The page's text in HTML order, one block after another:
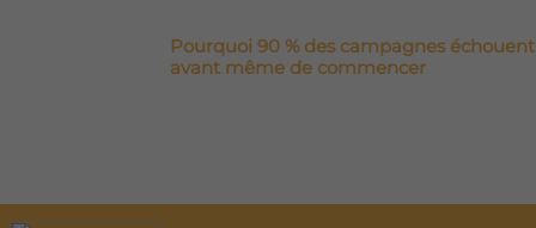
Pourquoi 90 % des campagnes échouent
avant même de commencer